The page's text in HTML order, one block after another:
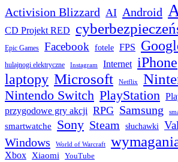
Activision Blizzard AI Android
CD Projekt RED
Epic Games Facebook fotele FPS
hulajnogi elektryczne Instagram Internet iPhone
laptopy Microsoft Netflix
Nintendo Switch PlayStation
przygodowe gry akcji RPG Samsung
smartwatche Sony Steam słuchawki
Windows World of Warcraft
Xbox Xiaomi YouTube